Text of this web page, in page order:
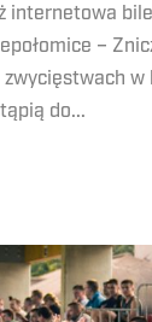
internetowa
–
w
do...